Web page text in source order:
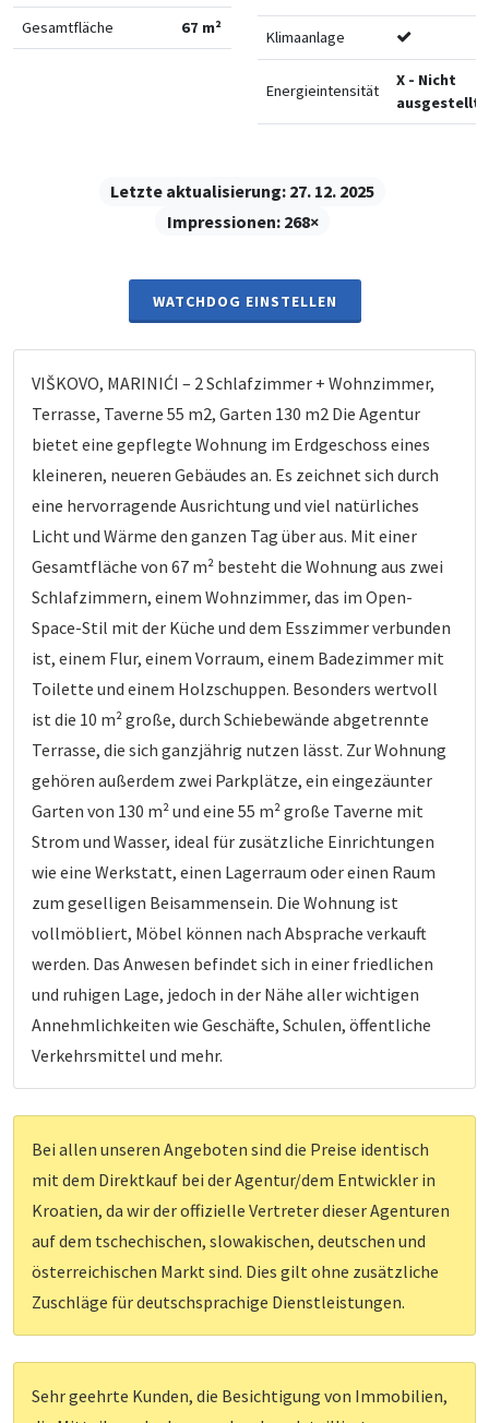
Gesamtfläche 67 m² Klimaanlage
Energieintensität
X - Nicht
ausgestellt
Letzte aktualisierung: 27. 12. 2025
Impressionen: 268×
WATCHDOG EINSTELLEN
VIŠKOVO, MARINIĆI – 2 Schlafzimmer + Wohnzimmer,
Terrasse, Taverne 55 m2, Garten 130 m2 Die Agentur
bietet eine gepflegte Wohnung im Erdgeschoss eines
kleineren, neueren Gebäudes an. Es zeichnet sich durch
eine hervorragende Ausrichtung und viel natürliches
Licht und Wärme den ganzen Tag über aus. Mit einer
Gesamtfläche von 67 m² besteht die Wohnung aus zwei
Schlafzimmern, einem Wohnzimmer, das im Open-
Space-Stil mit der Küche und dem Esszimmer verbunden
ist, einem Flur, einem Vorraum, einem Badezimmer mit
Toilette und einem Holzschuppen. Besonders wertvoll
ist die 10 m² große, durch Schiebewände abgetrennte
Terrasse, die sich ganzjährig nutzen lässt. Zur Wohnung
gehören außerdem zwei Parkplätze, ein eingezäunter
Garten von 130 m² und eine 55 m² große Taverne mit
Strom und Wasser, ideal für zusätzliche Einrichtungen
wie eine Werkstatt, einen Lagerraum oder einen Raum
zum geselligen Beisammensein. Die Wohnung ist
vollmöbliert, Möbel können nach Absprache verkauft
werden. Das Anwesen befindet sich in einer friedlichen
und ruhigen Lage, jedoch in der Nähe aller wichtigen
Annehmlichkeiten wie Geschäfte, Schulen, öffentliche
Verkehrsmittel und mehr.
Bei allen unseren Angeboten sind die Preise identisch
mit dem Direktkauf bei der Agentur/dem Entwickler in
Kroatien, da wir der offizielle Vertreter dieser Agenturen
auf dem tschechischen, slowakischen, deutschen und
österreichischen Markt sind. Dies gilt ohne zusätzliche
Zuschläge für deutschsprachige Dienstleistungen.
Sehr geehrte Kunden, die Besichtigung von Immobilien,